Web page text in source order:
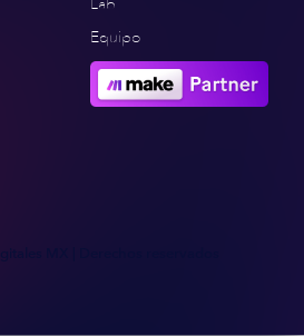
Equipo
MX | Derechos reservados